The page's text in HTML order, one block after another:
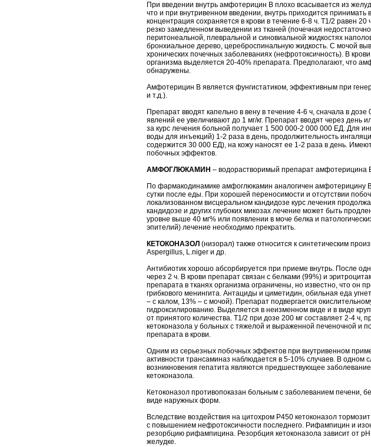
При введении внутрь амфотерицин В плохо всасывается из
что и при внутривенном введении, внутрь приходится принимать
концентрация сохраняется в крови в течение 6-8 ч. Т1/2 равен
резко замедленном выведении из тканей (почечная
перитонеальной, плевральной и синовиальной жидкостях
бронхиальное дерево, цереброспинальную жидкость. С мочой
хронических почечных заболеваниях (нефротоксичность). В
организма выделяется 20-40% препарата. Предполагают, что
обнаружены.
Амфотерицин В является фунгистатиком, эффективным при
и т.д.).
Препарат вводят капельно в вену в течение 4-6 ч, сначала в
явлений ее увеличивают до 1 мг/кг. Препарат вводят через
за курс лечения больной получает 1 500 000-2 000 000 ЕД. Для
воды для инъекций) 1-2 раза в день, продолжительность
содержится 30 000 ЕД), на кожу наносят ее 1-2 раза в день.
побочных эффектов.
АМФОГЛЮКАМИН – водорастворимый препарат амфотерицина
По фармакодинамике амфоглюкамин аналогичен амфотерицину
сутки после еды. При хорошей переносимости и отсутствии
локализованном висцеральном кандидозе курс лечения
кандидозе и других глубоких микозах лечение может быть
уровне выше 40 мг% или появлении в моче белка и
эпителий) лечение необходимо прекратить.
КЕТОКОНАЗОЛ (низорал) также относится к синтетическим
Aspergillus, L.niger и др.
Антибиотик хорошо абсорбируется при приеме внутрь. После
через 2 ч. В крови препарат связан с белками (99%) и
препарата в тканях организма ограничены, но известно, что он
грибкового менингита. Антациды и циметидин, обильная еда
– с калом, 13% – с мочой). Препарат подвергается
гидроксилированию. Выделяется в неизменном виде и в виде
от принятого количества. Т1/2 при дозе 200 мг составляет 2-4
кетоконазола у больных с тяжелой и выраженной печеночной и
препарата в крови.
Одним из серьезных побочных эффектов при внутривенном
активности трансаминаз наблюдается в 5-10% случаев. В одном
возникновения гепатита являются предшествующее
кетоконазола.
Кетоконазол противопоказан больным с заболеванием
виде наружных форм.
Вследствие воздействия на цитохром Р450 кетоконазол
с повышением нефротоксичности последнего. Рифампицин и
резорбцию рифампицина. Резорбция кетоконазола зависит от
желудке.